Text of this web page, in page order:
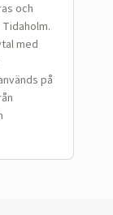
och
med
på